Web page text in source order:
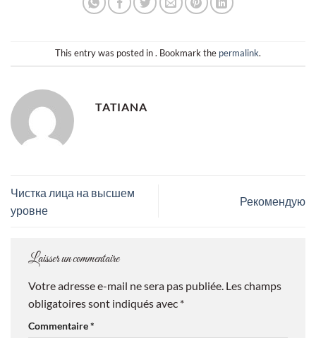
This entry was posted in . Bookmark the permalink.
TATIANA
Чистка лица на высшем
уровне
Рекомендую
Laisser un commentaire
Votre adresse e-mail ne sera pas publiée. Les champs
obligatoires sont indiqués avec *
Commentaire*